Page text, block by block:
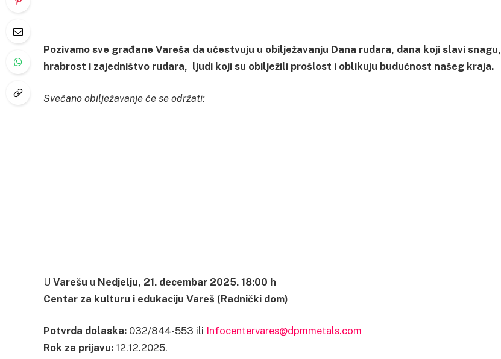
Pozivamo sve građane Vareša da učestvuju u obilježavanju Dana rudara, dana koji slavi snagu,
hrabrost i zajedništvo rudara, ljudi koji su obilježili prošlost i oblikuju budućnost našeg kraja.
Svečano obilježavanje će se održati:
U Varešu u Nedjelju, 21. decembar 2025. 18:00 h
Centar za kulturu i edukaciju Vareš (Radnički dom)
Potvrda dolaska: 032/844-553 ili Infocentervares@dpmmetals.com
Rok za prijavu: 12.12.2025.